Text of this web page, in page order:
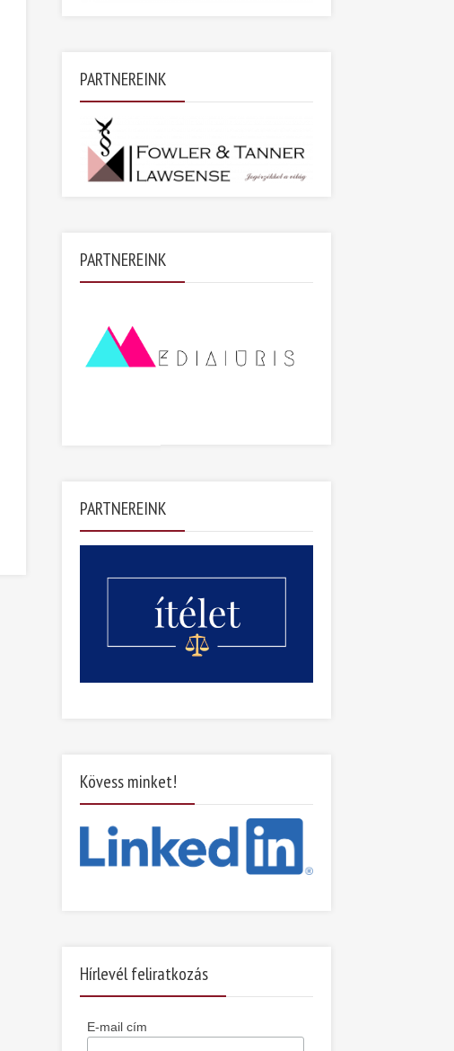
PARTNEREINK
PARTNEREINK
PARTNEREINK
Kövess minket!
Hírlevél feliratkozás
E-mail cím